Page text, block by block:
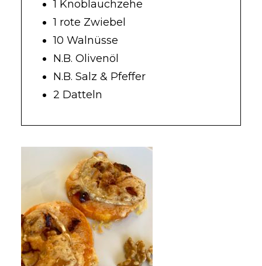
1 Knoblauchzehe
1 rote Zwiebel
10 Walnüsse
N.B. Olivenöl
N.B. Salz & Pfeffer
2 Datteln